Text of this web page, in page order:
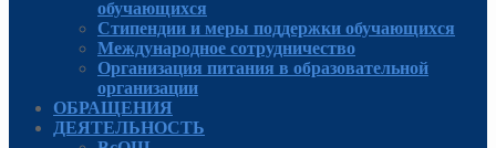
обучающихся
Стипендии и меры поддержки обучающихся
Международное сотрудничество
Организация питания в образовательной
организации
ОБРАЩЕНИЯ
ДЕЯТЕЛЬНОСТЬ